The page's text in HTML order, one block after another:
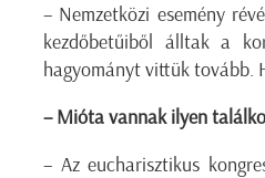
– Nemzetközi esemény
kezdőbetűiből álltak a
hagyományt vittük tovább.
– Mióta vannak ilyen
– Az eucharisztikus